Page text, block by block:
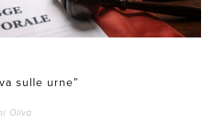
sulle urne”
Oliva